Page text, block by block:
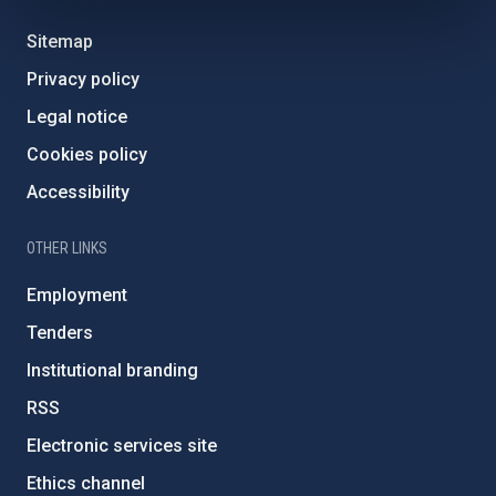
Sitemap
Privacy policy
Legal notice
Cookies policy
Accessibility
OTHER LINKS
Employment
Tenders
Institutional branding
RSS
Electronic services site
Ethics channel